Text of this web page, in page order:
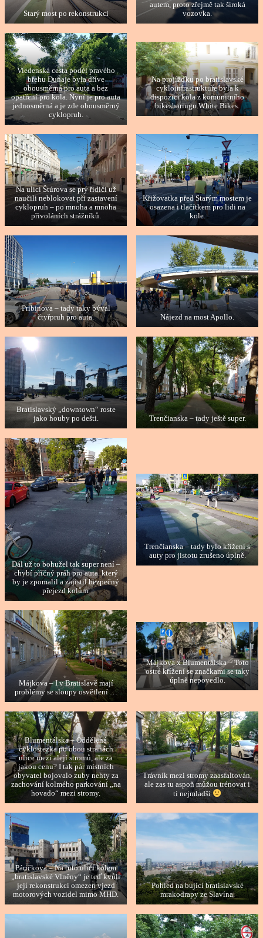
Starý most po rekonstrukci
autem, proto zřejmě tak široká
vozovka.
Viedenská cesta podél pravého
břehu Dunaje byla dříve
obousměrná pro auta a bez
opatření pro kola. Nyní je pro auta
jednosměrná a je zde obousměrný
cyklopruh.
Na projížďku po bratislavské
cykloinfrastruktuře byla k
dispozici kola z komunitního
bikesharingu White Bikes.
Na ulici Štúrova se prý řidiči už
naučili neblokovat při zastavení
cyklopruh – po mnoha a mnoha
přivoláních strážníků.
Křižovatka před Starým mostem je
osazena i tlačítkem pro lidi na
kole.
Pribinova – tady taky býval
čtyřpruh pro auta.
Nájezd na most Apollo.
Bratislavský „downtown“ roste
jako houby po dešti.
Trenčianska – tady ještě super.
Dál už to bohužel tak super není –
chybí příčný práh pro auta. který
by je zpomalil a zajistil bezpečný
přejezd kolům.
Trenčianska – tady bylo křížení s
auty pro jistotu zrušeno úplně.
Májkova – I v Bratislavě mají
problémy se sloupy osvětlení …
Májkova x Blumentálska – Toto
ostré křížení se značkami se taky
úplně nepovedlo.
Blumentálska – Oddělená
cyklostezka po obou stranách
ulice mezi alejí stromů, ale za
jakou cenu? I tak pár místních
obyvatel bojovalo zuby nehty za
zachování kolmého parkování „na
hovado“ mezi stromy.
Trávník mezi stromy zaasfaltován,
ale zas tu aspoň můžou trénovat i
ti nejmladší
Páričkova – Na tuto ulici kolem
„bratislavské Vlněny“ je teď kvůli
její rekonstrukci omezen vjezd
motorových vozidel mimo MHD.
Pohled na bující bratislavské
mrakodrapy ze Slavína.